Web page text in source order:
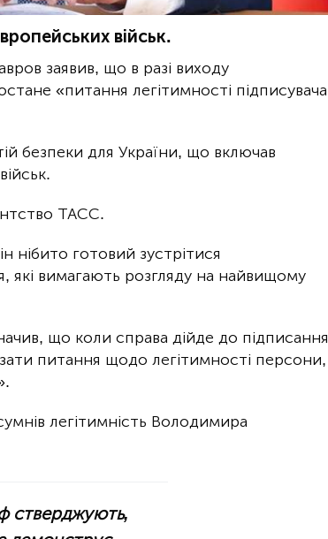
військ.
заявив, що в разі виходу
«питання легітимності підписувача
безпеки для України, що включав
ТАСС.
нібито готовий зустрітися
які вимагають розгляду на найвищому
що коли справа дійде до підписання
питання щодо легітимності персони,
легітимність Володимира
стверджують,